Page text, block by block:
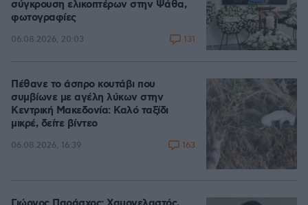
σύγκρουση ελικοπτέρων στην Ψάθα,
φωτογραφίες
06.08.2026, 20:03 131
Πέθανε το άσπρο κουτάβι που
συμβίωνε με αγέλη λύκων στην
Κεντρική Μακεδονία: Καλό ταξίδι
μικρέ, δείτε βίντεο
06.08.2026, 16:39 163